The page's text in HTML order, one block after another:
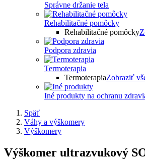
Správne držanie tela
Rehabilitačné pomôcky
Rehabilitačné pomôcky
Podpora zdravia
Termoterapia
TermoterapiaZobraziť
Iné produkty na ochranu
Späť
Váhy a výškomery
Výškomery
Výškomer ultrazvukový